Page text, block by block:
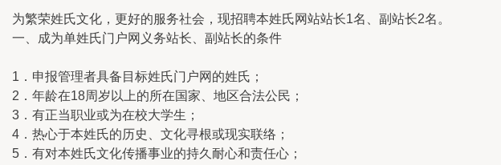
为繁荣姓氏文化，更好的服务社会，现招聘本姓氏网站站长1名、副站长2名。
一、成为单姓氏门户网义务站长、副站长的条件
1．申报管理者具备目标姓氏门户网的姓氏；
2．年龄在18周岁以上的所在国家、地区合法公民；
3．有正当职业或为在校大学生；
4．热心于本姓氏的历史、文化寻根或现实联络；
5．有对本姓氏文化传播事业的持久耐心和责任心；